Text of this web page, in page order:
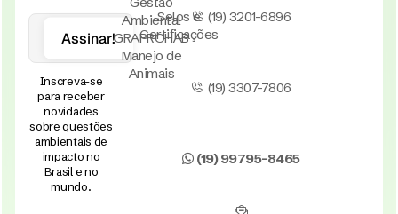
Assinar!
Inscreva-se
para receber
novidades
sobre questões
ambientais de
impacto no
Brasil e no
mundo.
Ambiental
GRAPROHAB
Manejo de
Animais
Selos e
Certificações
(19) 3201-6896
(19) 3307-7806
(19) 99795-8465